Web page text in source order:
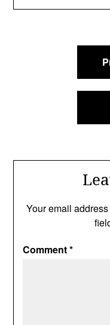
Your email
Comment*